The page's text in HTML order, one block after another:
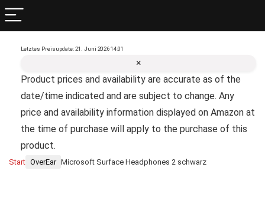
Letztes Preisupdate: 21. Juni 2026 14:01
×
Product prices and availability are accurate as of the
date/time indicated and are subject to change. Any
price and availability information displayed on Amazon at
the time of purchase will apply to the purchase of this
product.
Start OverEar Microsoft Surface Headphones 2 schwarz